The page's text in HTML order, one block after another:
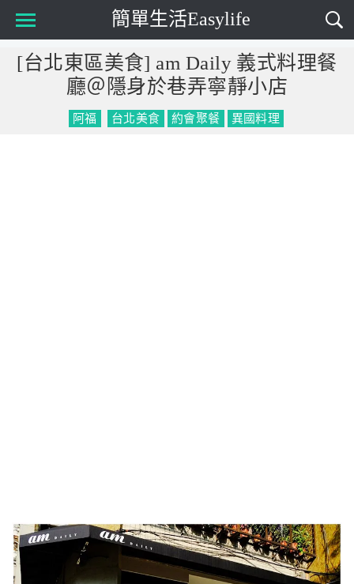
簡單生活Easylife
Main Menu
[台北東區美食] am Daily 義式料理餐
廳＠隱身於巷弄寧靜小店
阿福 台北美食 約會聚餐 異國料理